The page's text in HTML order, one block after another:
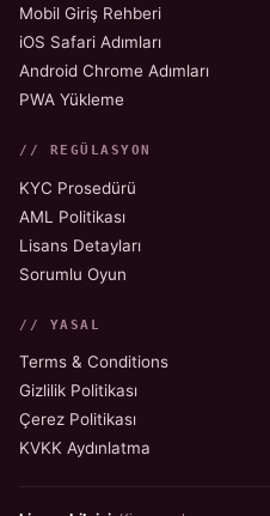
Mobil Giriş Rehberi
iOS Safari Adımları
Android Chrome Adımları
PWA Yükleme
// REGÜLASYON
KYC Prosedürü
AML Politikası
Lisans Detayları
Sorumlu Oyun
// YASAL
Terms & Conditions
Gizlilik Politikası
Çerez Politikası
KVKK Aydınlatma